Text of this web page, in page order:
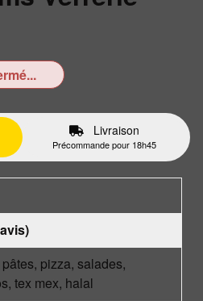
Livraison
Précommande pour 18h45
pizza, salades,
tex mex, halal